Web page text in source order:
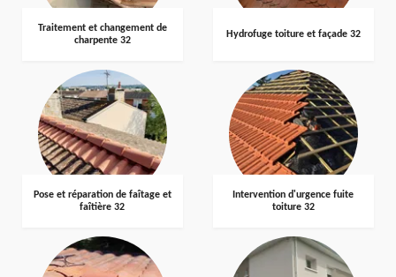
Traitement et changement de
charpente 32
Hydrofuge toiture et façade 32
Pose et réparation de faîtage et
faîtière 32
Intervention d'urgence fuite
toiture 32